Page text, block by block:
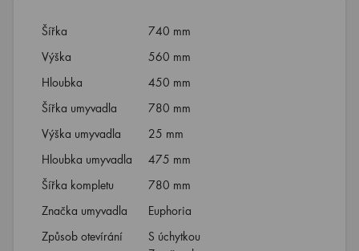
Šířka
740 mm
Výška
560 mm
Hloubka
450 mm
Šířka umyvadla
780 mm
Výška umyvadla
25 mm
Hloubka umyvadla
475 mm
Šířka kompletu
780 mm
Značka umyvadla
Euphoria
Způsob otevírání
S úchytkou